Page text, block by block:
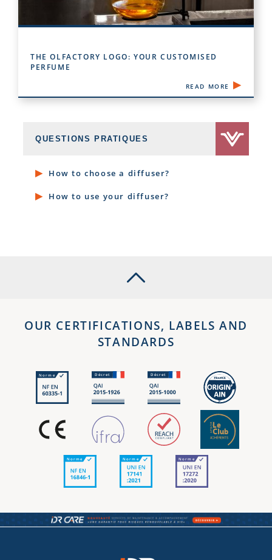
THE OLFACTORY LOGO: YOUR CUSTOMISED
PERFUME
READ MORE
QUESTIONS PRATIQUES
How to choose a diffuser?
How to use your diffuser?
OUR CERTIFICATIONS, LABELS AND
STANDARDS
Norme Décret Décret
Norme Norme Norme